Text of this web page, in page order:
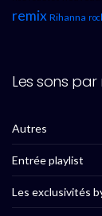
remix Rihanna
Les sons
Autres
Entrée playlist
Les exclusivités